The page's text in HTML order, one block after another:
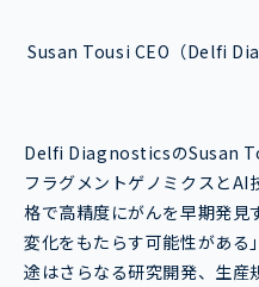
Susan Tousi CEO（Delfi
Delfi DiagnosticsのSusan
フラグメントゲノミクスとAI
格で高精度にがんを早期発見
変化をもたらす可能性がある
途はさらなる研究開発、生産